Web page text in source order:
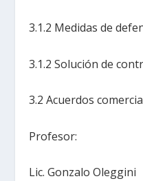
3.1.2 Medidas de
3.1.2 Solución de
3.2 Acuerdos
Profesor:
Lic. Gonzalo Oleggini